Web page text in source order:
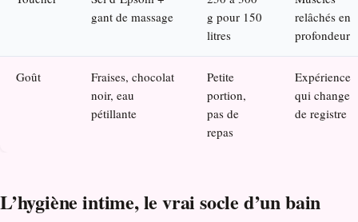
gant de massage
g pour 150
litres
relâchés en
profondeur
Goût
Fraises, chocolat
noir, eau
pétillante
Petite
portion,
pas de
repas
Expérience
qui change
de registre
L’hygiène intime, le vrai socle d’un bain